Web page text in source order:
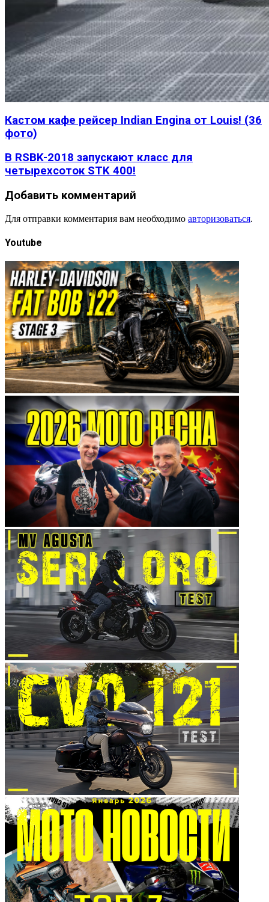
Кастом кафе рейсер Indian Engina от Louis! (36
фото)
В RSBK-2018 запускают класс для
четырехсоток STK 400!
Добавить комментарий
Для отправки комментария вам необходимо авторизоваться.
Youtube